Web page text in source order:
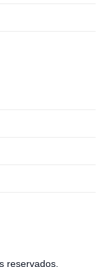
reservados.